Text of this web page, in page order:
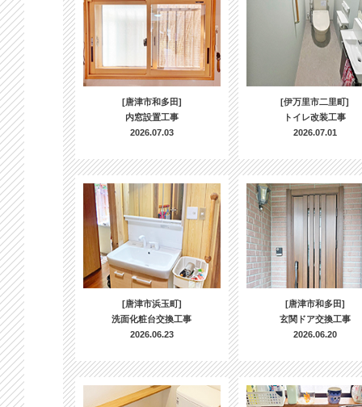
[唐津市和多田]
内窓設置工事
2026.07.03
[伊万里市二里町]
トイレ改装工事
2026.07.01
[唐津市浜玉町]
洗面化粧台交換工事
2026.06.23
[唐津市和多田]
玄関ドア交換工事
2026.06.20